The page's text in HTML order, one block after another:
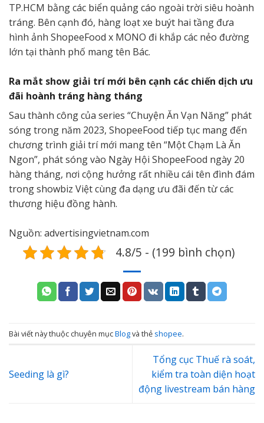
TP.HCM bằng các biển quảng cáo ngoài trời siêu hoành
tráng. Bên cạnh đó, hàng loạt xe buýt hai tầng đưa
hình ảnh ShopeeFood x MONO đi khắp các nẻo đường
lớn tại thành phố mang tên Bác.
Ra mắt show giải trí mới bên cạnh các chiến dịch ưu
đãi hoành tráng hàng tháng
Sau thành công của series “Chuyện Ăn Vạn Năng” phát
sóng trong năm 2023, ShopeeFood tiếp tục mang đến
chương trình giải trí mới mang tên “Một Chạm Là Ăn
Ngon”, phát sóng vào Ngày Hội ShopeeFood ngày 20
hàng tháng, nơi cộng hưởng rất nhiều cái tên đình đám
trong showbiz Việt cùng đa dạng ưu đãi đến từ các
thương hiệu đồng hành.
Nguồn: advertisingvietnam.com
4.8/5 - (199 bình chọn)
Bài viết này thuộc chuyên mụcBlogvà thẻ shopee.
Seeding là gì?
Tổng cục Thuế rà soát,
kiểm tra toàn diện hoạt
động livestream bán hàng